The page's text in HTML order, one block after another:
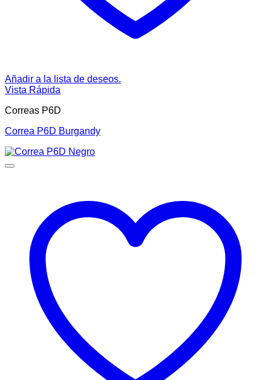
Añadir a la lista de deseos.
Vista Rápida
Correas P6D
Correa P6D Burgandy